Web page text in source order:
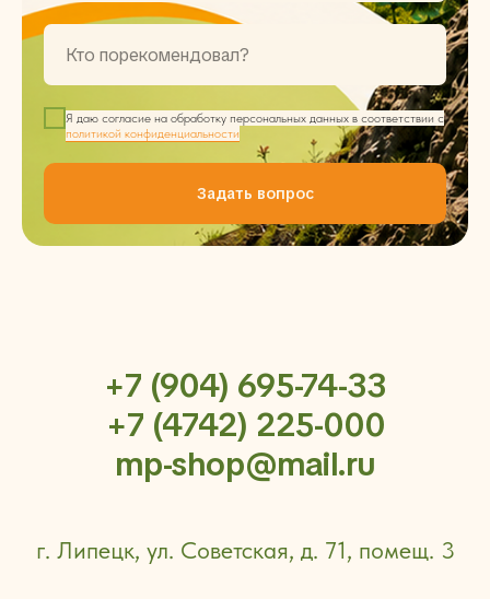
Я даю согласие на обработку персональных данных в соответствии с
политикой конфиденциальности
Задать вопрос
+7 (904) 695-74-33
+7 (4742) 225-000
mp-shop@mail.ru
г. Липецк, ул. Советская, д. 71, помещ. 3